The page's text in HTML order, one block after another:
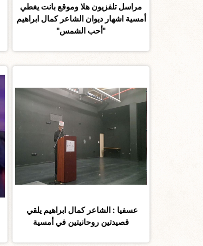
مراسل تلفزيون هلا وموقع بانت يغطي
أمسية اشهار ديوان الشاعر كمال ابراهيم
"أحب الشمس"
عسفيا : الشاعر كمال ابراهيم يلقي
قصيدتين روحانيتين في أمسية